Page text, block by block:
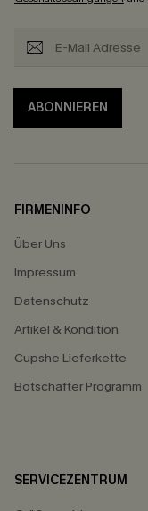
ABONNIEREN
FIRMENINFO
Über Uns
Impressum
Datenschutz
Artikel & Kondition
Cupshe Lieferkette
Botschafter Programm
SERVICEZENTRUM